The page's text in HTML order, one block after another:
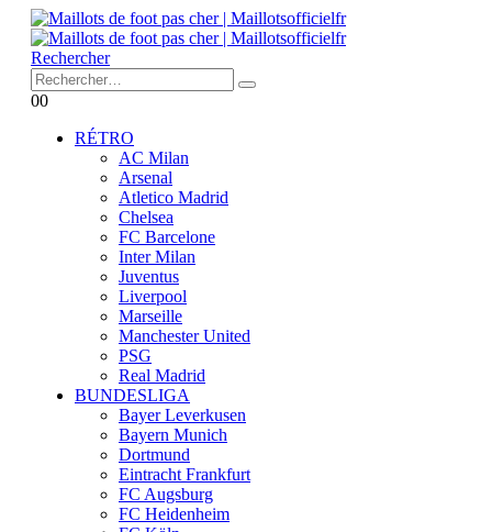
Rechercher
00
RÉTRO
AC Milan
Arsenal
Atletico Madrid
Chelsea
FC Barcelone
Inter Milan
Juventus
Liverpool
Marseille
Manchester United
PSG
Real Madrid
BUNDESLIGA
Bayer Leverkusen
Bayern Munich
Dortmund
Eintracht Frankfurt
FC Augsburg
FC Heidenheim